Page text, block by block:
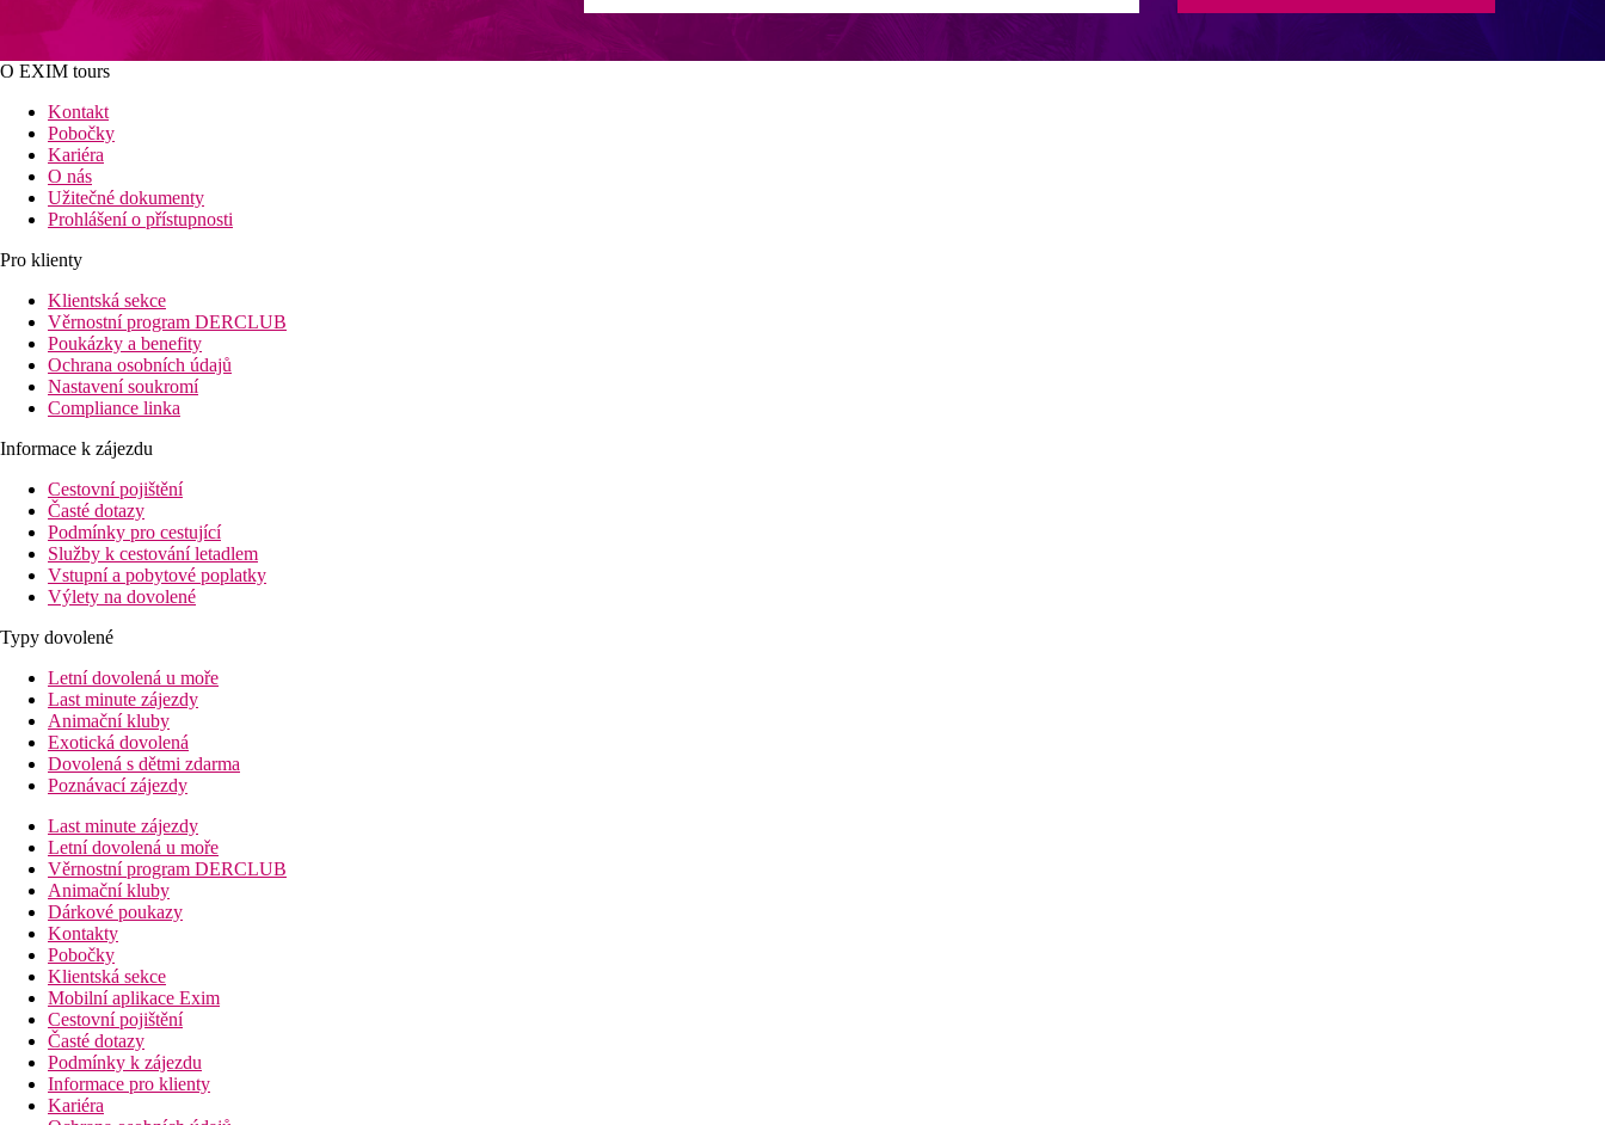
O EXIM tours
Kontakt
Pobočky
Kariéra
O nás
Užitečné dokumenty
Prohlášení o přístupnosti
Pro klienty
Klientská sekce
Věrnostní program DERCLUB
Poukázky a benefity
Ochrana osobních údajů
Nastavení soukromí
Compliance linka
Informace k zájezdu
Cestovní pojištění
Časté dotazy
Podmínky pro cestující
Služby k cestování letadlem
Vstupní a pobytové poplatky
Výlety na dovolené
Typy dovolené
Letní dovolená u moře
Last minute zájezdy
Animační kluby
Exotická dovolená
Dovolená s dětmi zdarma
Poznávací zájezdy
Last minute zájezdy
Letní dovolená u moře
Věrnostní program DERCLUB
Animační kluby
Dárkové poukazy
Kontakty
Pobočky
Klientská sekce
Mobilní aplikace Exim
Cestovní pojištění
Časté dotazy
Podmínky k zájezdu
Informace pro klienty
Kariéra